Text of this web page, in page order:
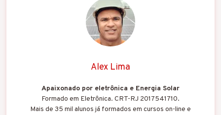
Alex Lima
Apaixonado por eletrônica e Energia Solar
Formado em Eletrônica. CRT-RJ 2017541710.
Mais de 35 mil alunos já formados em cursos on-line e